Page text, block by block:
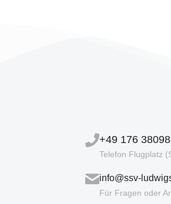
+49 176
Telefon Flugplatz
info@ssv-
Für Fragen oder